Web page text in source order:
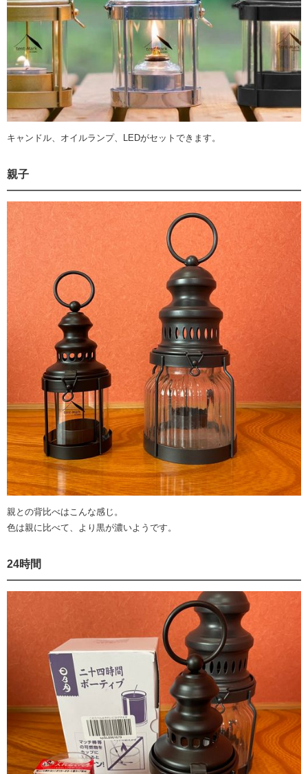
キャンドル、オイルランプ、LEDがセットできます。
親子
親との背比べはこんな感じ。
色は親に比べて、より黒が濃いようです。
24時間